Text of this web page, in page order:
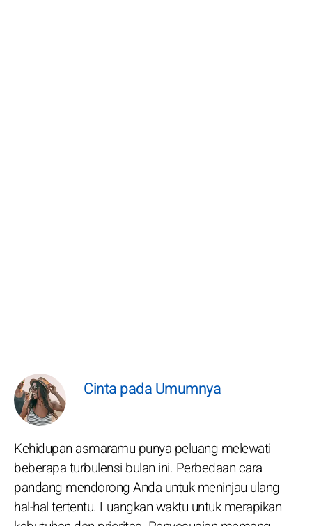
Cinta pada Umumnya
Kehidupan asmaramu punya peluang melewati
beberapa turbulensi bulan ini. Perbedaan cara
pandang mendorong Anda untuk meninjau ulang
hal-hal tertentu. Luangkan waktu untuk merapikan